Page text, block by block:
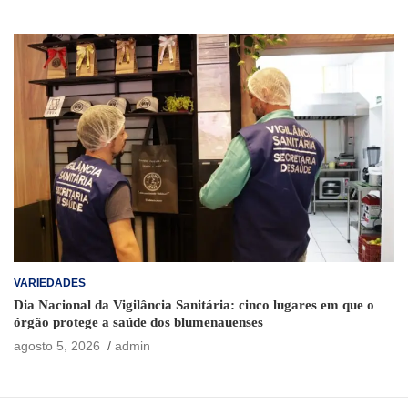
VARIEDADES
Dia Nacional da Vigilância Sanitária: cinco lugares em que o
órgão protege a saúde dos blumenauenses
agosto 5, 2026
admin